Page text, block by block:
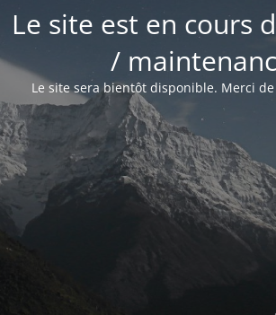
Le site est en cours
/
Le site sera bientôt disponible. Merci